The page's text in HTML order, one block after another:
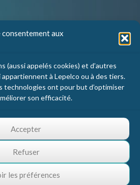
consentement aux
(aussi appelés cookies) et d’autres
à Lepelco ou à des tiers.
technologies ont pour but d’optimiser
son efficacité.
Accepter
Refuser
les préférences
Qc